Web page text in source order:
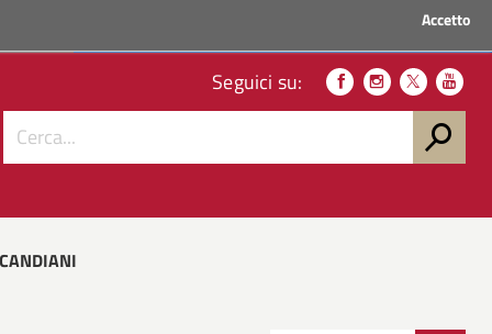
Accetto
Seguici su: